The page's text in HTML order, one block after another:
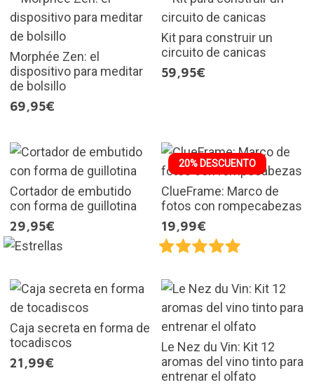
Morphée Zen: el
dispositivo para meditar
de bolsillo
69,95€
Kit para construir un
circuito de canicas
59,95€
Cortador de embutido
con forma de guillotina
29,95€
20% DESCUENTO
ClueFrame: Marco de
fotos con rompecabezas
19,99€
Caja secreta en forma de
tocadiscos
21,99€
Le Nez du Vin: Kit 12
aromas del vino tinto para
entrenar el olfato